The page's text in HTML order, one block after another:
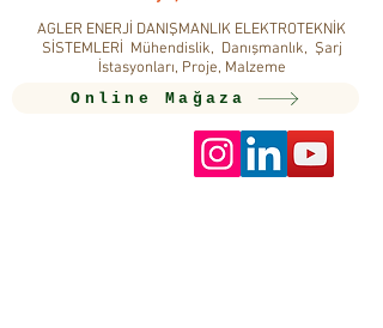
AGLER ENERJİ DANIŞMANLIK ELEKTROTEKNİK
SİSTEMLERİ Mühendislik, Danışmanlık, Şarj
İstasyonları, Proje, Malzeme
Online Mağaza